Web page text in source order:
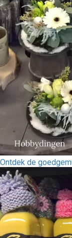
Ontdek de